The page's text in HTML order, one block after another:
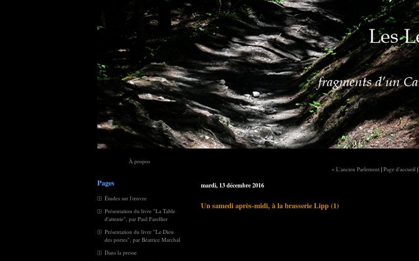
À propos
Pages
Études sur l'œuvre
Présentation du livre "La Table
d'attente", par Paul Farellier
Présentation du livre "Le Dieu
des portes", par Béatrice Marchal
Dans la presse
« L'ancien Parlement | Page d'accueil |
mardi, 13 décembre 2016
Un samedi après-midi, à la brasserie Lipp (1)